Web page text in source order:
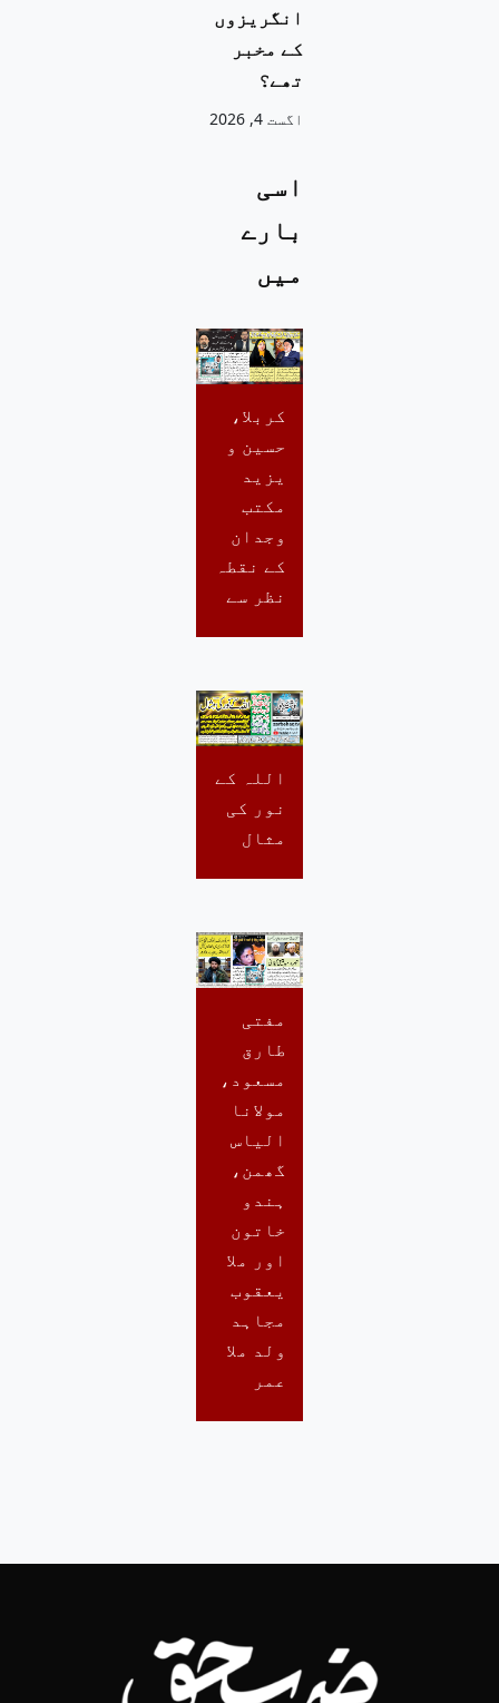
انگریزوں
کے مخبر
تھے؟
اگست 4, 2026
اسی
بارے
میں
کربلا،
حسین و
یزید
مکتب
وجدان
کے نقطہ
نظر سے
اللہ کے
نور کی
مثال
مفتی
طارق
مسعود،
مولانا
الیاس
گھمن،
ہندو
خاتون
اور ملا
یعقوب
مجاہد
ولد ملا
عمر